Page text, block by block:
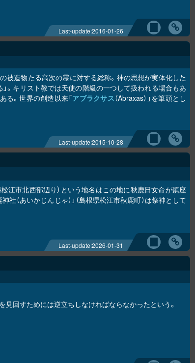
Last-update:2016-01-26
被造物たる高次の霊に対する総称。神の思想が実体化した
」。キリスト教では天使の階級の一つして扱われる場合もあ
る。世界の創造以来「アブラクサス（Abraxas）」を筆頭とし
Last-update:2015-10-28
松江市北西部辺り）という地名はこの地に秋鹿日女命が鎮座
（あいかじんじゃ）」（島根県松江市秋鹿町）は祭神として
Last-update:2026-01-31
回すためには逆立ちしなければならなかったという。